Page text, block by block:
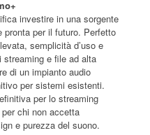
investire in una sorgente
pronta per il futuro. Perfetto
semplicità d’uso e
e file ad alta
di un impianto audio
per sistemi esistenti.
per lo streaming
chi non accetta
e purezza del suono.